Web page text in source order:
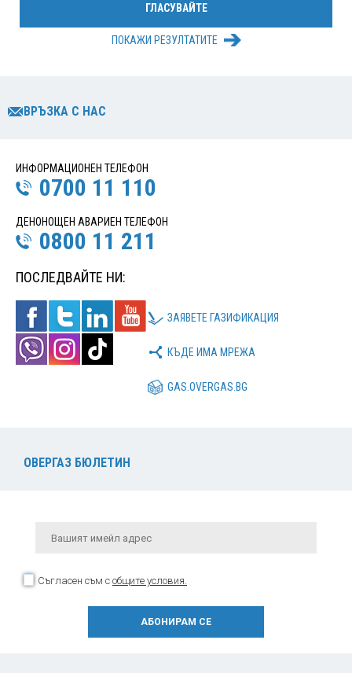
ПОКАЖИ РЕЗУЛТАТИТЕ
ВРЪЗКА С НАС
ИНФОРМАЦИОНЕН ТЕЛЕФОН
0700 11 110
ДЕНОНОЩЕН АВАРИЕН ТЕЛЕФОН
0800 11 211
ПОСЛЕДВАЙТЕ НИ:
ЗАЯВЕТЕ ГАЗИФИКАЦИЯ
КЪДЕ ИМА МРЕЖА
GAS.OVERGAS.BG
ОВЕРГАЗ БЮЛЕТИН
Съгласен съм с общите условия.